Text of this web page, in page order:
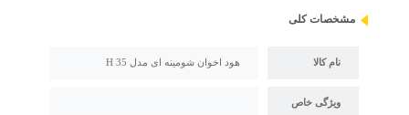
مشخصات کلی
نام کالا هود اخوان شومینه ای مدل H 35
ویژگی خاص